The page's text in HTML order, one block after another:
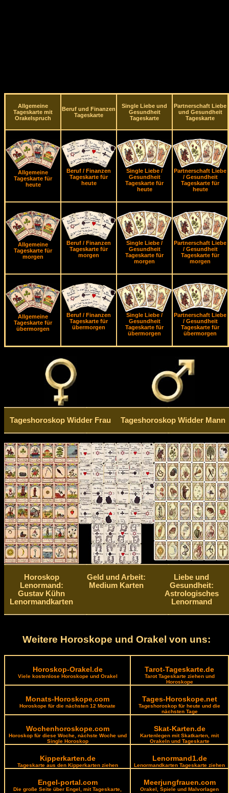
Allgemeine
Tageskarte mit
Orakelspruch
Beruf und Finanzen
Tageskarte
Single Liebe und
Gesundheit
Tageskarte
Partnerschaft Liebe
und Gesundheit
Tageskarte
Allgemeine
Tageskarte für
heute
Beruf / Finanzen
Tageskarte für
heute
Single Liebe /
Gesundheit
Tageskarte für
heute
Partnerschaft Liebe
/ Gesundheit
Tageskarte für
heute
Allgemeine
Tageskarte für
morgen
Beruf / Finanzen
Tageskarte für
morgen
Single Liebe /
Gesundheit
Tageskarte für
morgen
Partnerschaft Liebe
/ Gesundheit
Tageskarte für
morgen
Allgemeine
Tageskarte für
übermorgen
Beruf / Finanzen
Tageskarte für
übermorgen
Single Liebe /
Gesundheit
Tageskarte für
übermorgen
Partnerschaft Liebe
/ Gesundheit
Tageskarte für
übermorgen
Tageshoroskop Widder Frau Tageshoroskop Widder Mann
Horoskop
Lenormand:
Gustav Kühn
Lenormandkarten
Geld und Arbeit:
Medium Karten
Liebe und
Gesundheit:
Astrologisches
Lenormand
Weitere Horoskope und Orakel von uns:
Horoskop-Orakel.de
Viele kostenlose Horoskope und Orakel
Tarot-Tageskarte.de
Tarot Tageskarte ziehen und
Horoskope
Monats-Horoskope.com
Horoskope für die nächsten 12 Monate
Tages-Horoskope.net
Tageshoroskop für heute und die
nächsten Tage
Wochenhoroskope.com
Horoskop für diese Woche, nächste Woche und
Single Horoskop
Skat-Karten.de
Kartenlegen mit Skatkarten, mit
Orakeln und Tageskarte
Kipperkarten.de
Tageskarte aus den Kipperkarten ziehen
Lenormand1.de
Lenormandkarten Tageskarte ziehen
Engel-portal.com
Die große Seite über Engel, mit Tageskarte,
Meerjungfrauen.com
Orakel, Spiele und Malvorlagen